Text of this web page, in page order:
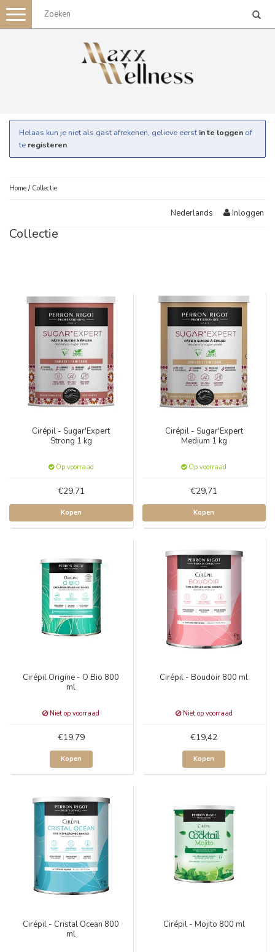
Toggle
navigation
Helaas kun je niet als gast afrekenen, gelieve eerst in te loggen of
te registeren.
Home / Collectie
Nederlands Inloggen
Collectie
Cirépil - Sugar'Expert
Strong 1 kg
Op voorraad
€29,71
Kopen
Cirépil - Sugar'Expert
Medium 1 kg
Op voorraad
€29,71
Kopen
Cirépil Origine - O Bio 800
ml
Niet op voorraad
€19,79
Kopen
Cirépil - Boudoir 800 ml
Niet op voorraad
€19,42
Kopen
Cirépil - Cristal Ocean 800
ml
Cirépil - Mojito 800 ml